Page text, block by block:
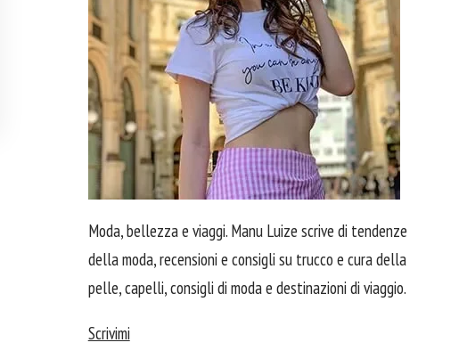
Moda, bellezza e viaggi. Manu Luize scrive di tendenze
della moda, recensioni e consigli su trucco e cura della
pelle, capelli, consigli di moda e destinazioni di viaggio.
Scrivimi